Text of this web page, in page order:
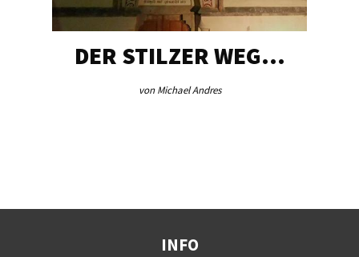
DER STILZER WEG…
von Michael Andres
INFO